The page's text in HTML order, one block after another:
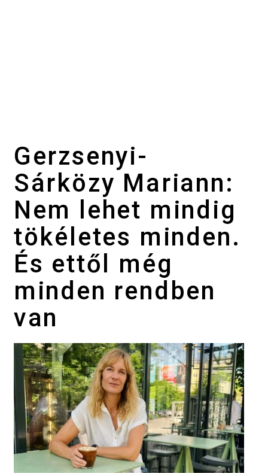
Gerzsenyi-
Sárközy Mariann:
Nem lehet mindig
tökéletes minden.
És ettől még
minden rendben
van